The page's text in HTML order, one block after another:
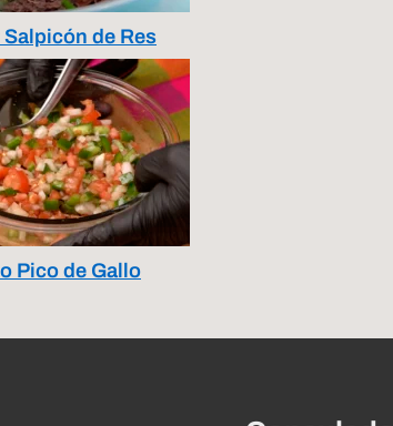
de Res
Pico de Gallo